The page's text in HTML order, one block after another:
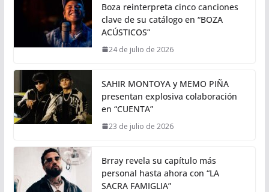
Boza reinterpreta cinco canciones
clave de su catálogo en “BOZA
ACÚSTICOS”
24 de julio de 2026
SAHIR MONTOYA y MEMO PIÑA
presentan explosiva colaboración
en “CUENTA”
23 de julio de 2026
Brray revela su capítulo más
personal hasta ahora con “LA
SACRA FAMIGLIA”